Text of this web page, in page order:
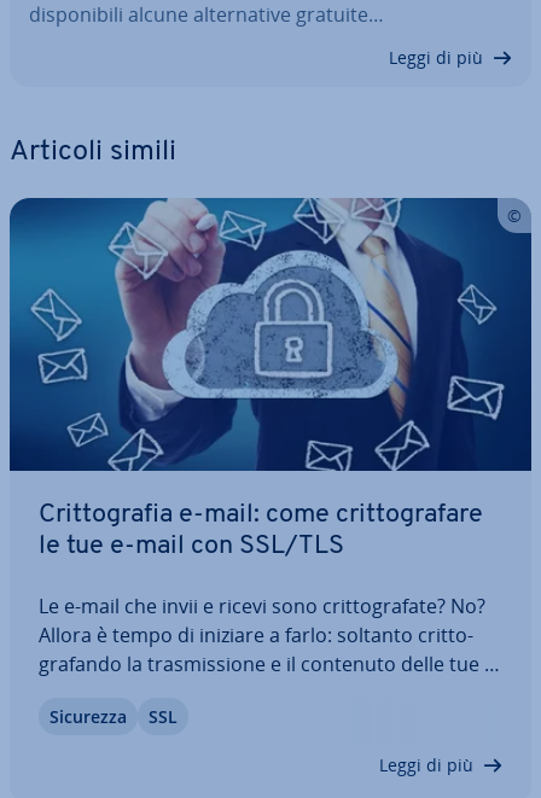
di­spo­ni­bi­li alcune al­ter­na­ti­ve gratuite…
Leggi di più
Articoli simili
Crit­to­gra­fia e-mail: come crit­to­gra­fa­re
le tue e-mail con SSL/TLS
Le e-mail che invii e ricevi sono crit­to­gra­fa­te? No?
Allora è tempo di iniziare a farlo: soltanto crit­to­
gra­fan­do la tra­smis­sio­ne e il contenuto delle tue e-
chiunque con poco sforzo potrebbe leggere la tua
Sicurezza SSL
Leggi di più